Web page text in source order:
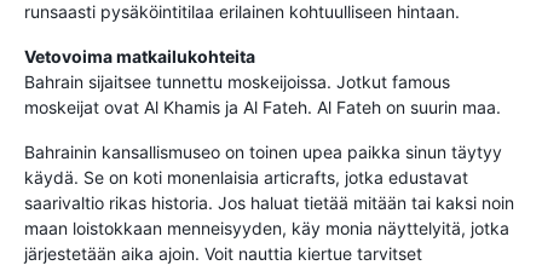
runsaasti pysäköintitilaa erilainen kohtuulliseen hintaan.
Vetovoima matkailukohteita
Bahrain sijaitsee tunnettu moskeijoissa. Jotkut famous
moskeijat ovat Al Khamis ja Al Fateh. Al Fateh on suurin maa.
Bahrainin kansallismuseo on toinen upea paikka sinun täytyy
käydä. Se on koti monenlaisia articrafts, jotka edustavat
saarivaltio rikas historia. Jos haluat tietää mitään tai kaksi noin
maan loistokkaan menneisyyden, käy monia näyttelyitä, jotka
järjestetään aika ajoin. Voit nauttia kiertue tarvitset